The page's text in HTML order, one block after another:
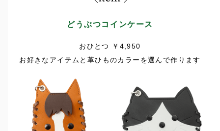
どうぶつコインケース
おひとつ ￥4,950
お好きなアイテムと革ひものカラーを選んで作ります